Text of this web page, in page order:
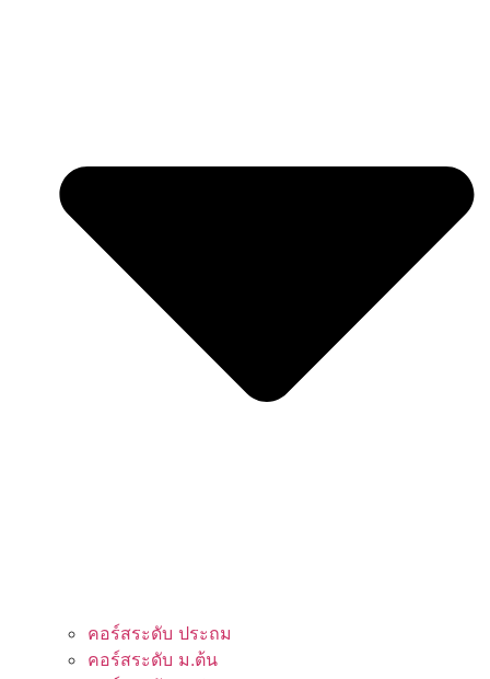
คอร์สระดับ ประถม
คอร์สระดับ ม.ต้น